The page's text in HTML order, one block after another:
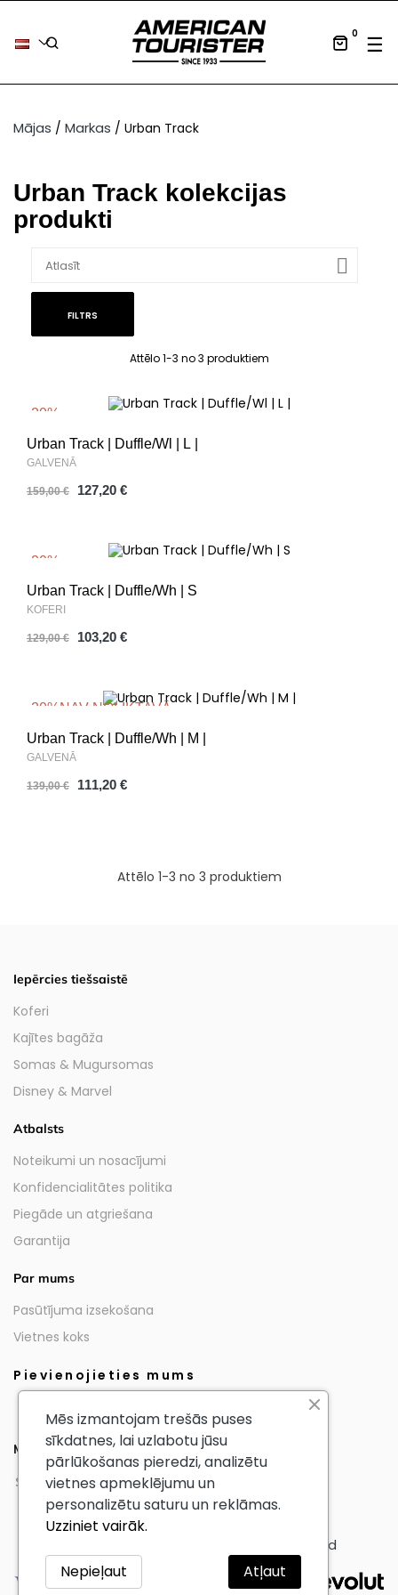
0 ☰
Mājas Markas Urban Track
Urban Track kolekcijas
produkti
Atlasīt 
FILTRS
Attēlo 1-3 no 3 produktiem
-20%
Urban Track | Duffle/Wl | L |
GALVENĀ
159,00 € 127,20 €
-20%
Urban Track | Duffle/Wh | S
KOFERI
129,00 € 103,20 €
-20% NAV NOLIKTAVĀ
Urban Track | Duffle/Wh | M |
GALVENĀ
139,00 € 111,20 €
Attēlo 1-3 no 3 produktiem
Iepērcies tiešsaistē
Koferi
Kajītes bagāža
Somas & Mugursomas
Disney & Marvel
Atbalsts
Noteikumi un nosacījumi
Konfidencialitātes politika
Piegāde un atgriešana
Garantija
Par mums
Pasūtījuma izsekošana
Vietnes koks
Pievienojieties mums
Mūsu partneri
© AmericanTourister - All Rights Reserved
Mēs izmantojam trešās puses
sīkdatnes, lai uzlabotu jūsu
pārlūkošanas pieredzi, analizētu
vietnes apmeklējumu un
personalizētu saturu un reklāmas.
Uzziniet vairāk.
Atļaut
Nepieļaut